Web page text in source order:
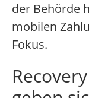
der Behörde
mobilen
Fokus.